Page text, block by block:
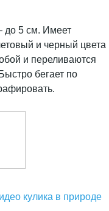
до 5 см. Имеет
и черный цвета
и переливаются
бегает по
кулика в природе